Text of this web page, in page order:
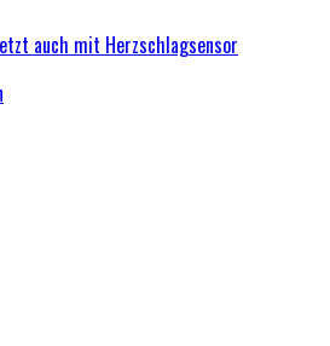
auch mit Herzschlagsensor